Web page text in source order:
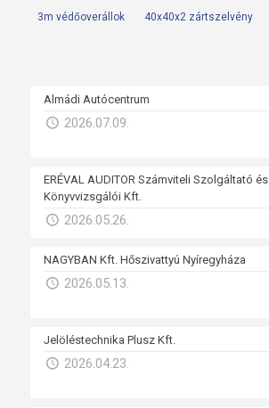
3m védőoverállok 40x40x2 zártszelvény
Almádi Autócentrum
2026.07.09.
ERÉVAL AUDITOR Számviteli Szolgáltató és
Könyvvizsgálói Kft.
2026.05.26.
NAGYBAN Kft. Hőszivattyú Nyíregyháza
2026.05.13.
Jelöléstechnika Plusz Kft.
2026.04.23.